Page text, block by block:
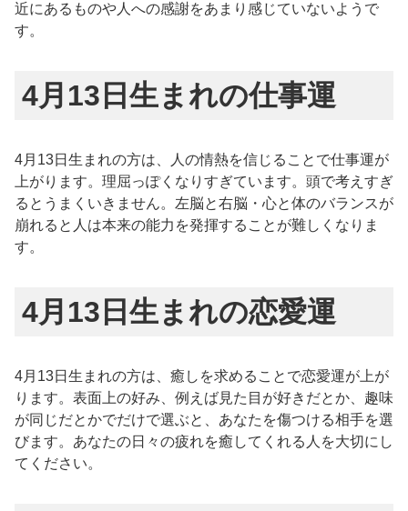
近にあるものや人への感謝をあまり感じていないようで
す。
4月13日生まれの仕事運
4月13日生まれの方は、人の情熱を信じることで仕事運が
上がります。理屈っぽくなりすぎています。頭で考えすぎ
るとうまくいきません。左脳と右脳・心と体のバランスが
崩れると人は本来の能力を発揮することが難しくなりま
す。
4月13日生まれの恋愛運
4月13日生まれの方は、癒しを求めることで恋愛運が上が
ります。表面上の好み、例えば見た目が好きだとか、趣味
が同じだとかでだけで選ぶと、あなたを傷つける相手を選
びます。あなたの日々の疲れを癒してくれる人を大切にし
てください。